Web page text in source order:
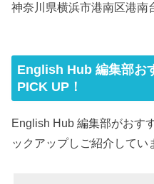
神奈川県横浜市港南区港南
English Hub 編集部お
PICK UP！
English Hub 編集部がおす
ックアップしご紹介してい